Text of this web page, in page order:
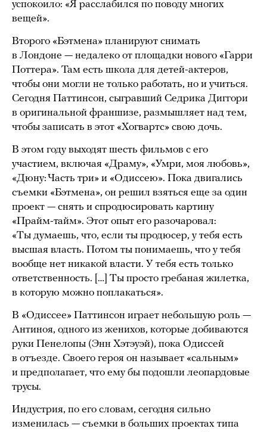
успокоило: «Я расслабился по поводу многих
вещей».
Второго «Бэтмена» планируют снимать
в Лондоне — недалеко от площадки нового «Гарри
Поттера». Там есть школа для детей-актеров,
чтобы они могли не только работать, но и учиться.
Сегодня Паттинсон, сыгравший Седрика Диггори
в оригинальной франшизе, размышляет над тем,
чтобы записать в этот «Хогвартс» свою дочь.
В этом году выходят шесть фильмов с его
участием, включая «Драму», «Умри, моя любовь»,
«Дюну: Часть три» и «Одиссею». Пока двигались
съемки «Бэтмена», он решил взяться еще за один
проект — снять и спродюсировать картину
«Прайм-тайм». Этот опыт его разочаровал:
«Ты думаешь, что, если ты продюсер, у тебя есть
высшая власть. Потом ты понимаешь, что у тебя
вообще нет никакой власти. У тебя есть только
ответственность. […] Ты просто гребаная жилетка,
в которую можно поплакаться».
В «Одиссее» Паттинсон играет небольшую роль —
Антиноя, одного из женихов, которые добиваются
руки Пенелопы (Энн Хэтэуэй), пока Одиссей
в отъезде. Своего героя он называет «сальным»
и предполагает, что ему бы подошли леопардовые
трусы.
Индустрия, по его словам, сегодня сильно
изменилась — съемки в больших проектах типа